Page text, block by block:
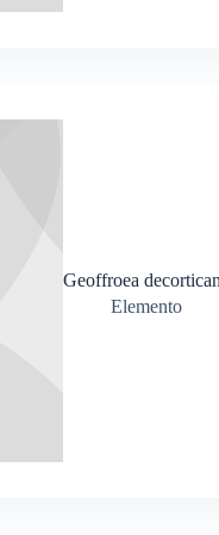
Geoffroea
Elemento